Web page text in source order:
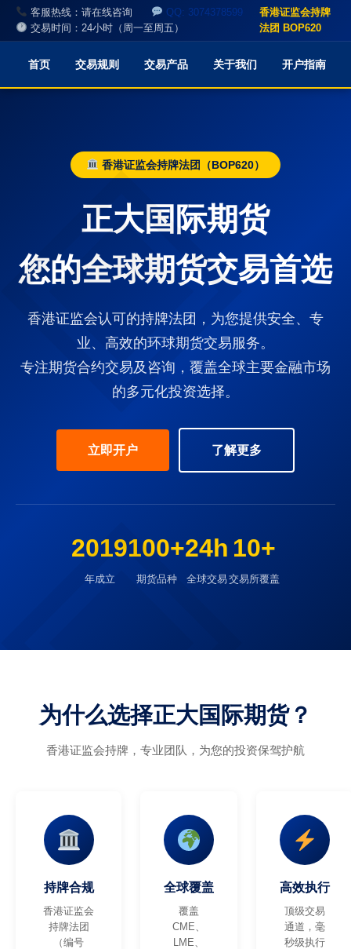
客服热线：请在线咨询
QQ: 3074378599
交易时间：24小时（周一至周五）
香港证监会持牌
法团 BOP620
首页 交易规则 交易产品 关于我们 开户指南
香港证监会持牌法团（BOP620）
正大国际期货
您的全球期货交易首选
香港证监会认可的持牌法团，为您提供安全、专
业、高效的环球期货交易服务。
专注期货合约交易及咨询，覆盖全球主要金融市场
的多元化投资选择。
立即开户 了解更多
2019
年成立
100+
期货品种
24h
全球交易
10+
交易所覆盖
为什么选择正大国际期货？
香港证监会持牌，专业团队，为您的投资保驾护航
持牌合规
香港证监会
持牌法团
（编号
全球覆盖
覆盖
CME、
LME、
高效执行
顶级交易
通道，毫
秒级执行